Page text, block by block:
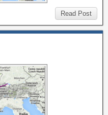
Read Post